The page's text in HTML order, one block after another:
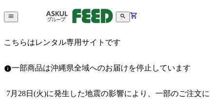
こちらはレンタル専用サイトです
一部商品は沖縄県全域へのお届けを停止しています
7月28日(火)に発生した地震の影響により、一部のご注文に